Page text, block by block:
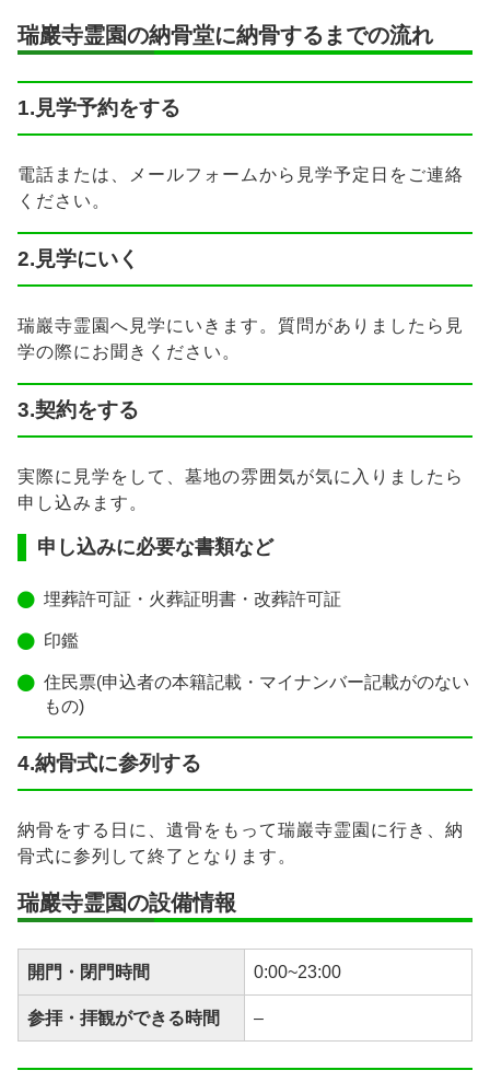
瑞巖寺霊園の納骨堂に納骨するまでの流れ
1.見学予約をする
電話または、メールフォームから見学予定日をご連絡
ください。
2.見学にいく
瑞巖寺霊園へ見学にいきます。質問がありましたら見
学の際にお聞きください。
3.契約をする
実際に見学をして、墓地の雰囲気が気に入りましたら
申し込みます。
申し込みに必要な書類など
埋葬許可証・火葬証明書・改葬許可証
印鑑
住民票(申込者の本籍記載・マイナンバー記載がのない
もの)
4.納骨式に参列する
納骨をする日に、遺骨をもって瑞巖寺霊園に行き、納
骨式に参列して終了となります。
瑞巖寺霊園の設備情報
開門・閉門時間 0:00~23:00
参拝・拝観ができる時間 –